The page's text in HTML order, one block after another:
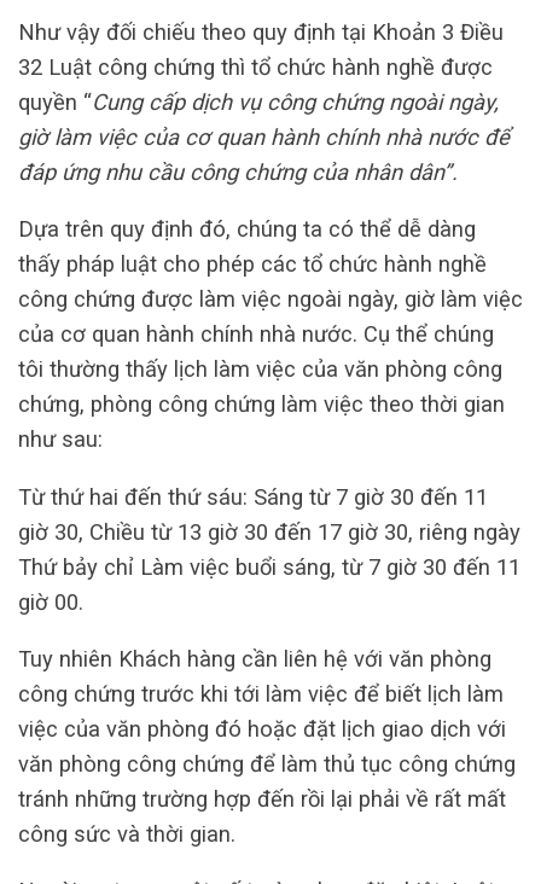
Như vậy đối chiếu theo quy định tại Khoản 3 Điều
32 Luật công chứng thì tổ chức hành nghề được
quyền “Cung cấp dịch vụ công chứng ngoài ngày,
giờ làm việc của cơ quan hành chính nhà nước để
đáp ứng nhu cầu công chứng của nhân dân”.
Dựa trên quy định đó, chúng ta có thể dễ dàng
thấy pháp luật cho phép các tổ chức hành nghề
công chứng được làm việc ngoài ngày, giờ làm việc
của cơ quan hành chính nhà nước. Cụ thể chúng
tôi thường thấy lịch làm việc của văn phòng công
chứng, phòng công chứng làm việc theo thời gian
như sau:
Từ thứ hai đến thứ sáu: Sáng từ 7 giờ 30 đến 11
giờ 30, Chiều từ 13 giờ 30 đến 17 giờ 30, riêng ngày
Thứ bảy chỉ Làm việc buổi sáng, từ 7 giờ 30 đến 11
giờ 00.
Tuy nhiên Khách hàng cần liên hệ với văn phòng
công chứng trước khi tới làm việc để biết lịch làm
việc của văn phòng đó hoặc đặt lịch giao dịch với
văn phòng công chứng để làm thủ tục công chứng
tránh những trường hợp đến rồi lại phải về rất mất
công sức và thời gian.